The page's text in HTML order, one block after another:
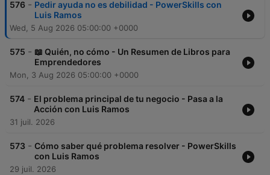
576 - Pedir ayuda no es debilidad - PowerSkills con
Luis Ramos
Wed, 5 Aug 2026 05:00:00 +0000
575 - 📖 Quién, no cómo - Un Resumen de Libros para
Emprendedores
Mon, 3 Aug 2026 05:00:00 +0000
574 - El problema principal de tu negocio - Pasa a la
Acción con Luis Ramos
31 juil. 2026
573 - Cómo saber qué problema resolver - PowerSkills
con Luis Ramos
29 juil. 2026